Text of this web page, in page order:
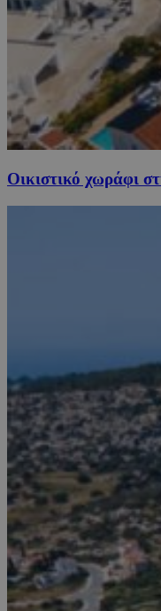
Οικιστικό χωράφι